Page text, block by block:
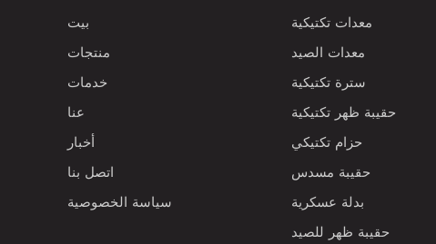
بيت
منتجات
خدمات
عنا
أخبار
اتصل بنا
سياسة الخصوصية
معدات تكتيكية
معدات الصيد
سترة تكتيكية
حقيبة ظهر تكتيكية
حزام تكتيكي
حقيبة مسدس
بدلة عسكرية
حقيبة ظهر للصيد